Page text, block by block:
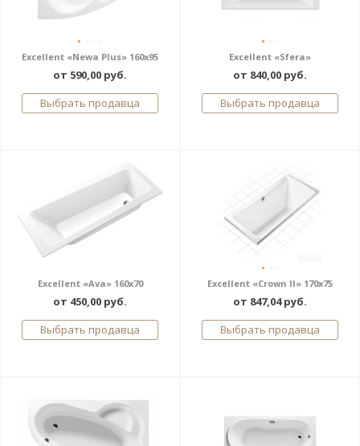
Excellent «Newa Plus» 160x95
от 590,00 руб.
Выбрать продавца
Excellent «Sfera»
от 840,00 руб.
Выбрать продавца
Excellent «Ava» 160x70
от 450,00 руб.
Выбрать продавца
Excellent «Crown II» 170x75
от 847,04 руб.
Выбрать продавца